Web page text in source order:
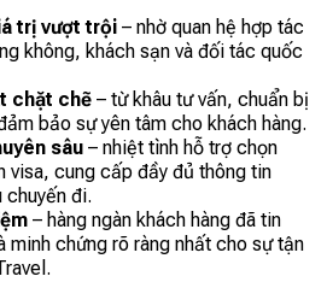
trị vượt trội – nhờ quan hệ hợp tác
không, khách sạn và đối tác quốc
chặt chẽ – từ khâu tư vấn, chuẩn bị
bảo sự yên tâm cho khách hàng.
sâu – nhiệt tình hỗ trợ chọn
visa, cung cấp đầy đủ thông tin
chuyến đi.
– hàng ngàn khách hàng đã tin
minh chứng rõ ràng nhất cho sự tận